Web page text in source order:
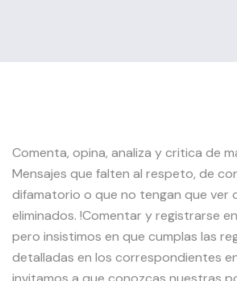
Comenta, opina, analiza y critica de
Mensajes que falten al respeto, de
difamatorio o que no tengan que ver
eliminados. !Comentar y registrarse
pero insistimos en que cumplas las
detalladas en los correspondientes